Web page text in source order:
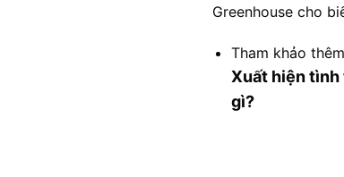
Greenhouse cho
Tham khảo thêm
Xuất hiện tình
gì?